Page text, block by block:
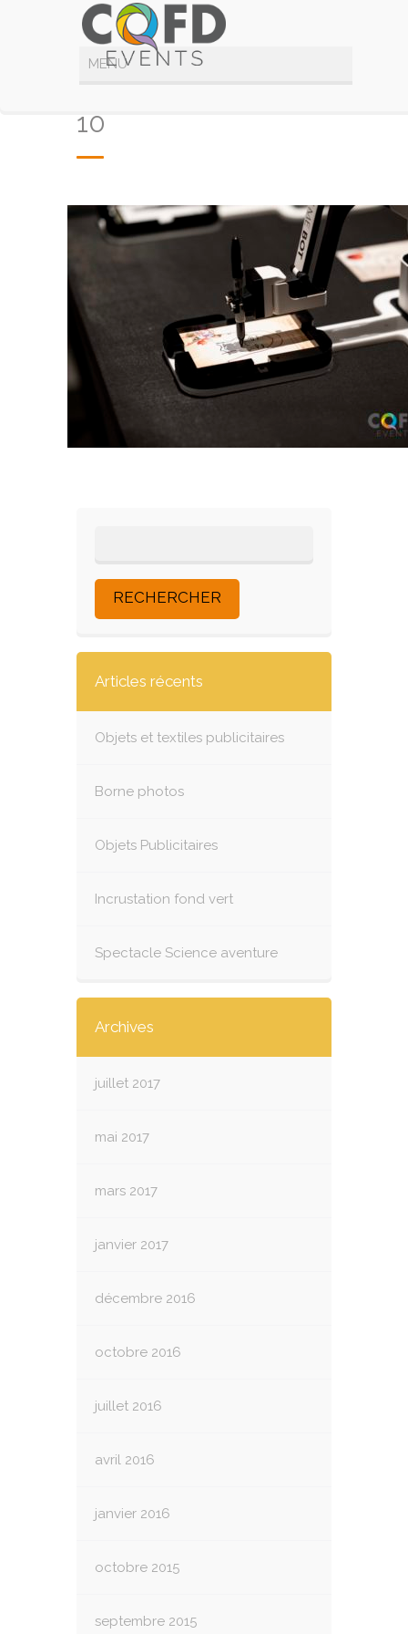
10
Articles récents
Objets et textiles publicitaires
Borne photos
Objets Publicitaires
Incrustation fond vert
Spectacle Science aventure
Archives
juillet 2017
mai 2017
mars 2017
janvier 2017
décembre 2016
octobre 2016
juillet 2016
avril 2016
janvier 2016
octobre 2015
septembre 2015